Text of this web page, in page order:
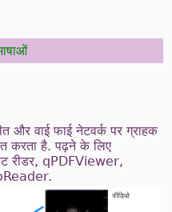
और वाई फाई नेटवर्क पर ग्राहक
करता है. पढ़ने के लिए
रीडर, qPDFViewer,